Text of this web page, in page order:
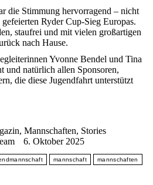
die Stimmung hervorragend – nicht
Ryder Cup-Sieg Europas.
staufrei und mit vielen großartigen
nach Hause.
Yvonne Bendel und Tina
und natürlich allen Sponsoren,
die diese Jugendfahrt unterstützt
, Mannschaften, Stories
6. Oktober 2025
mannschaft mannschaften